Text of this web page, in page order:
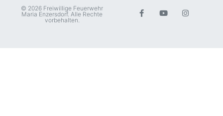
© 2026 Freiwillige Feuerwehr
Maria Enzersdorf. Alle Rechte
vorbehalten.